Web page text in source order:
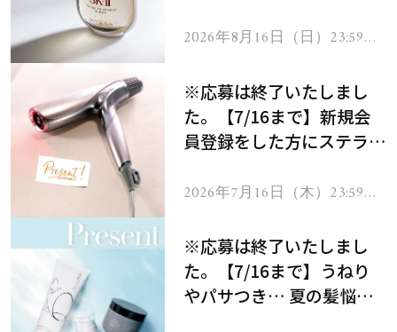
2026年8月16日（日）23:59ま
※応募は終了いたしまし
た。【7/16まで】新規会
員登録をした方にステラボ
ヘアドライヤー ジュエル
2026年7月16日（木）23:59ま
※応募は終了いたしまし
た。【7/16まで】うねり
やパサつき… 夏の髪悩み